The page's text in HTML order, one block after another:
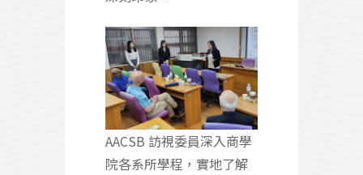
AACSB 訪視委員深入商學
院各系所學程，實地了解